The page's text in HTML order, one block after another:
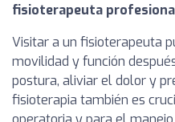
fisioterapeuta
Visitar a un fisioterapeuta
movilidad y función
postura, aliviar el dolor y
fisioterapia también es